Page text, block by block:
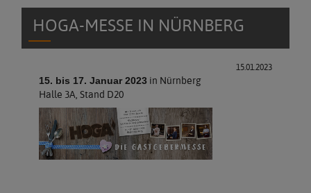
HOGA-MESSE IN NÜRNBERG
15.01.2023
15. bis 17. Januar 2023 in Nürnberg
Halle 3A, Stand D20